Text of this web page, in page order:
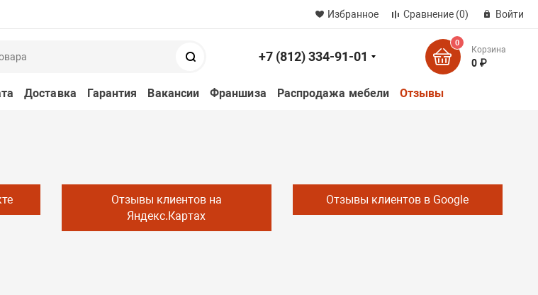
Избранное Сравнение (0) Войти
+7 (812) 334-91-01
0
Корзина
0 ₽
Доставка Гарантия Вакансии Франшиза Распродажа мебели Отзывы
Отзывы клиентов на
Яндекс.Картах
Отзывы клиентов в Google